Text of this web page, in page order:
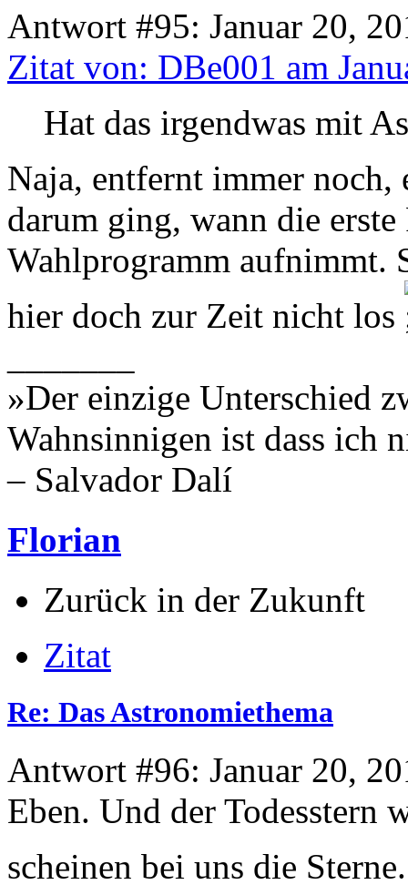
Antwort #95: Januar 20,
Zitat von: DBe001 am
Hat das irgendwas mit
Naja, entfernt immer noch,
darum ging, wann die
Wahlprogramm aufnimmt.
hier doch zur Zeit nicht los
»Der einzige Unterschied
Wahnsinnigen ist dass ich
– Salvador Dalí
Florian
Zurück in der Zukunft
Zitat
Re: Das Astronomiethema
Antwort #96: Januar 20,
Eben. Und der Todesstern
scheinen bei uns die